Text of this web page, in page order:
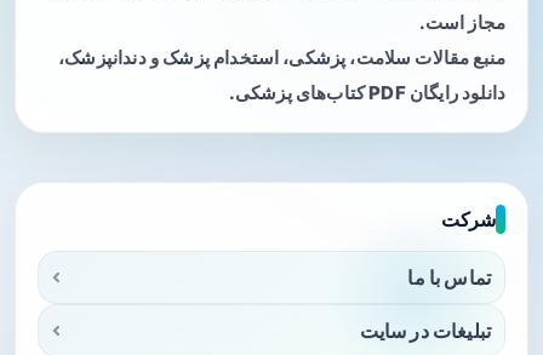
مجاز است.
منبع مقالات سلامت، پزشکی، استخدام پزشک و دندانپزشک،
دانلود رایگان PDF کتاب‌های پزشکی.
شرکت
تماس با ما
تبلیغات در سایت